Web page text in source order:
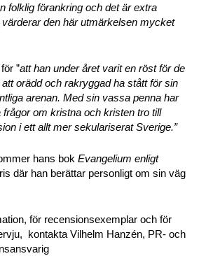
folklig förankring och det är extra
den här utmärkelsen mycket
”att han under året varit en röst för de
orädd och rakryggad ha stått för sin
arenan. Med sin vassa penna har
frågor om kristna och kristen tro till
i ett allt mer sekulariserat Sverige.”
hans bok Evangelium enligt
där han berättar personligt om sin väg
för recensionsexemplar och för
kontakta Vilhelm Hanzén, PR- och